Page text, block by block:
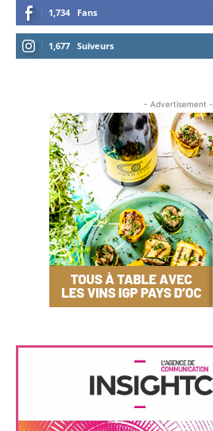
1,734 Fans
1,677 Suiveurs
- Advertisement -